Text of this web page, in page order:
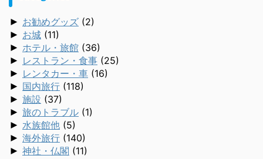
► お勧めグッズ (2)
► お城 (11)
► ホテル・旅館 (36)
► レストラン・食事 (25)
► レンタカー・車 (16)
► 国内旅行 (118)
► 施設 (37)
► 旅のトラブル (1)
► 水族館他 (5)
► 海外旅行 (140)
► 神社・仏閣 (11)